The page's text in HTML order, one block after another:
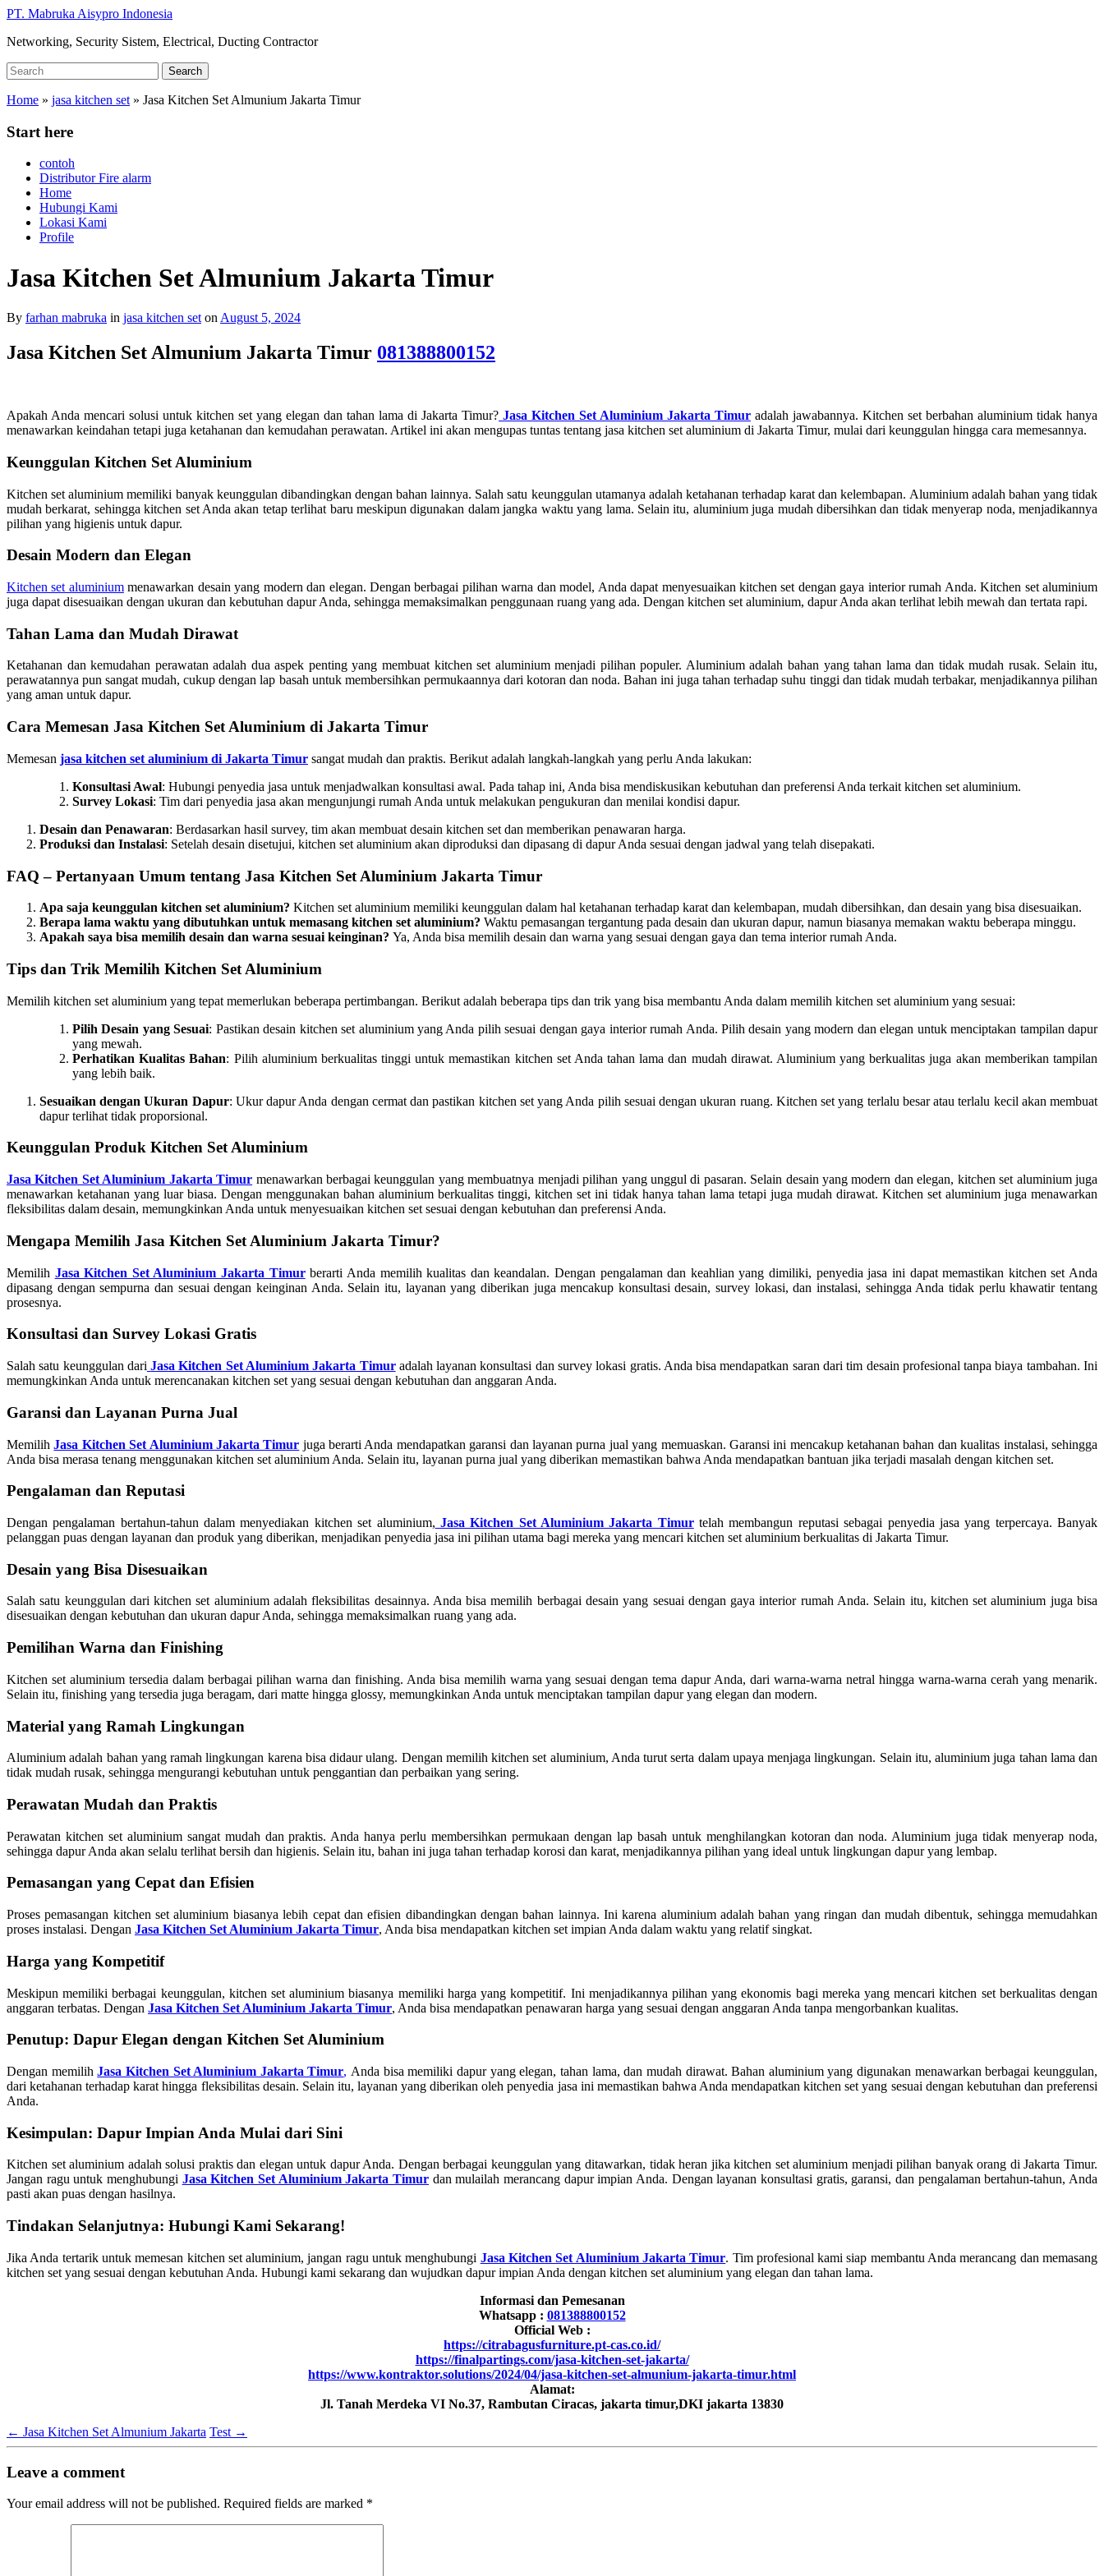
Skip
main
PT. Mabruka Aisypro Indonesia
Networking, Security Sistem, Electrical, Ducting Contractor
Search
for:
Search
Home » jasa kitchen set » Jasa Kitchen Set Almunium Jakarta Timur
Start here
contoh
Distributor Fire alarm
Home
Hubungi Kami
Lokasi Kami
Profile
Jasa Kitchen Set Almunium Jakarta Timur
By farhan mabruka in jasa kitchen set on August 5, 2024
Jasa Kitchen Set Almunium Jakarta Timur 081388800152
Apakah Anda mencari solusi untuk kitchen set yang elegan dan tahan lama di Jakarta Timur? Jasa Kitchen Set Aluminium Jakarta Timur adalah jawabannya. Kitchen set berbahan aluminium tidak hanya
menawarkan keindahan tetapi juga ketahanan dan kemudahan perawatan. Artikel ini akan mengupas tuntas tentang jasa kitchen set aluminium di Jakarta Timur, mulai dari keunggulan hingga cara memesannya.
Keunggulan Kitchen Set Aluminium
Kitchen set aluminium memiliki banyak keunggulan dibandingkan dengan bahan lainnya. Salah satu keunggulan utamanya adalah ketahanan terhadap karat dan kelembapan. Aluminium adalah bahan yang tidak
mudah berkarat, sehingga kitchen set Anda akan tetap terlihat baru meskipun digunakan dalam jangka waktu yang lama. Selain itu, aluminium juga mudah dibersihkan dan tidak menyerap noda, menjadikannya
pilihan yang higienis untuk dapur.
Desain Modern dan Elegan
Kitchen set aluminiummenawarkan desain yang modern dan elegan. Dengan berbagai pilihan warna dan model, Anda dapat menyesuaikan kitchen set dengan gaya interior rumah Anda. Kitchen set aluminium
juga dapat disesuaikan dengan ukuran dan kebutuhan dapur Anda, sehingga memaksimalkan penggunaan ruang yang ada. Dengan kitchen set aluminium, dapur Anda akan terlihat lebih mewah dan tertata rapi.
Tahan Lama dan Mudah Dirawat
Ketahanan dan kemudahan perawatan adalah dua aspek penting yang membuat kitchen set aluminium menjadi pilihan populer. Aluminium adalah bahan yang tahan lama dan tidak mudah rusak. Selain itu,
perawatannya pun sangat mudah, cukup dengan lap basah untuk membersihkan permukaannya dari kotoran dan noda. Bahan ini juga tahan terhadap suhu tinggi dan tidak mudah terbakar, menjadikannya pilihan
yang aman untuk dapur.
Cara Memesan Jasa Kitchen Set Aluminium di Jakarta Timur
Memesan jasa kitchen set aluminium di Jakarta Timur sangat mudah dan praktis. Berikut adalah langkah-langkah yang perlu Anda lakukan:
Konsultasi Awal: Hubungi penyedia jasa untuk menjadwalkan konsultasi awal. Pada tahap ini, Anda bisa mendiskusikan kebutuhan dan preferensi Anda terkait kitchen set aluminium.
Survey Lokasi: Tim dari penyedia jasa akan mengunjungi rumah Anda untuk melakukan pengukuran dan menilai kondisi dapur.
Desain dan Penawaran: Berdasarkan hasil survey, tim akan membuat desain kitchen set dan memberikan penawaran harga.
Produksi dan Instalasi: Setelah desain disetujui, kitchen set aluminium akan diproduksi dan dipasang di dapur Anda sesuai dengan jadwal yang telah disepakati.
FAQ – Pertanyaan Umum tentang Jasa Kitchen Set Aluminium Jakarta Timur
Apa saja keunggulan kitchen set aluminium? Kitchen set aluminium memiliki keunggulan dalam hal ketahanan terhadap karat dan kelembapan, mudah dibersihkan, dan desain yang bisa disesuaikan.
Berapa lama waktu yang dibutuhkan untuk memasang kitchen set aluminium? Waktu pemasangan tergantung pada desain dan ukuran dapur, namun biasanya memakan waktu beberapa minggu.
Apakah saya bisa memilih desain dan warna sesuai keinginan? Ya, Anda bisa memilih desain dan warna yang sesuai dengan gaya dan tema interior rumah Anda.
Tips dan Trik Memilih Kitchen Set Aluminium
Memilih kitchen set aluminium yang tepat memerlukan beberapa pertimbangan. Berikut adalah beberapa tips dan trik yang bisa membantu Anda dalam memilih kitchen set aluminium yang sesuai:
Pilih Desain yang Sesuai: Pastikan desain kitchen set aluminium yang Anda pilih sesuai dengan gaya interior rumah Anda. Pilih desain yang modern dan elegan untuk menciptakan tampilan dapur
yang mewah.
Perhatikan Kualitas Bahan: Pilih aluminium berkualitas tinggi untuk memastikan kitchen set Anda tahan lama dan mudah dirawat. Aluminium yang berkualitas juga akan memberikan tampilan
yang lebih baik.
Sesuaikan dengan Ukuran Dapur: Ukur dapur Anda dengan cermat dan pastikan kitchen set yang Anda pilih sesuai dengan ukuran ruang. Kitchen set yang terlalu besar atau terlalu kecil akan membuat
dapur terlihat tidak proporsional.
Keunggulan Produk Kitchen Set Aluminium
Jasa Kitchen Set Aluminium Jakarta Timur menawarkan berbagai keunggulan yang membuatnya menjadi pilihan yang unggul di pasaran. Selain desain yang modern dan elegan, kitchen set aluminium juga
menawarkan ketahanan yang luar biasa. Dengan menggunakan bahan aluminium berkualitas tinggi, kitchen set ini tidak hanya tahan lama tetapi juga mudah dirawat. Kitchen set aluminium juga menawarkan
fleksibilitas dalam desain, memungkinkan Anda untuk menyesuaikan kitchen set sesuai dengan kebutuhan dan preferensi Anda.
Mengapa Memilih Jasa Kitchen Set Aluminium Jakarta Timur?
Memilih Jasa Kitchen Set Aluminium Jakarta Timurberarti Anda memilih kualitas dan keandalan. Dengan pengalaman dan keahlian yang dimiliki, penyedia jasa ini dapat memastikan kitchen set Anda
dipasang dengan sempurna dan sesuai dengan keinginan Anda. Selain itu, layanan yang diberikan juga mencakup konsultasi desain, survey lokasi, dan instalasi, sehingga Anda tidak perlu khawatir tentang
prosesnya.
Konsultasi dan Survey Lokasi Gratis
Salah satu keunggulan dari Jasa Kitchen Set Aluminium Jakarta Timuradalah layanan konsultasi dan survey lokasi gratis. Anda bisa mendapatkan saran dari tim desain profesional tanpa biaya tambahan. Ini
memungkinkan Anda untuk merencanakan kitchen set yang sesuai dengan kebutuhan dan anggaran Anda.
Garansi dan Layanan Purna Jual
MemilihJasa Kitchen Set Aluminium Jakarta Timur juga berarti Anda mendapatkan garansi dan layanan purna jual yang memuaskan. Garansi ini mencakup ketahanan bahan dan kualitas instalasi, sehingga
Anda bisa merasa tenang menggunakan kitchen set aluminium Anda. Selain itu, layanan purna jual yang diberikan memastikan bahwa Anda mendapatkan bantuan jika terjadi masalah dengan kitchen set.
Pengalaman dan Reputasi
Dengan pengalaman bertahun-tahun dalam menyediakan kitchen set aluminium, Jasa Kitchen Set Aluminium Jakarta Timurtelah membangun reputasi sebagai penyedia jasa yang terpercaya. Banyak
pelanggan puas dengan layanan dan produk yang diberikan, menjadikan penyedia jasa ini pilihan utama bagi mereka yang mencari kitchen set aluminium berkualitas di Jakarta Timur.
Desain yang Bisa Disesuaikan
Salah satu keunggulan dari kitchen set aluminium adalah fleksibilitas desainnya. Anda bisa memilih berbagai desain yang sesuai dengan gaya interior rumah Anda. Selain itu, kitchen set aluminium juga bisa
disesuaikan dengan kebutuhan dan ukuran dapur Anda, sehingga memaksimalkan ruang yang ada.
Pemilihan Warna dan Finishing
Kitchen set aluminium tersedia dalam berbagai pilihan warna dan finishing. Anda bisa memilih warna yang sesuai dengan tema dapur Anda, dari warna-warna netral hingga warna-warna cerah yang menarik.
Selain itu, finishing yang tersedia juga beragam, dari matte hingga glossy, memungkinkan Anda untuk menciptakan tampilan dapur yang elegan dan modern.
Material yang Ramah Lingkungan
Aluminium adalah bahan yang ramah lingkungan karena bisa didaur ulang. Dengan memilih kitchen set aluminium, Anda turut serta dalam upaya menjaga lingkungan. Selain itu, aluminium juga tahan lama dan
tidak mudah rusak, sehingga mengurangi kebutuhan untuk penggantian dan perbaikan yang sering.
Perawatan Mudah dan Praktis
Perawatan kitchen set aluminium sangat mudah dan praktis. Anda hanya perlu membersihkan permukaan dengan lap basah untuk menghilangkan kotoran dan noda. Aluminium juga tidak menyerap noda,
sehingga dapur Anda akan selalu terlihat bersih dan higienis. Selain itu, bahan ini juga tahan terhadap korosi dan karat, menjadikannya pilihan yang ideal untuk lingkungan dapur yang lembap.
Pemasangan yang Cepat dan Efisien
Proses pemasangan kitchen set aluminium biasanya lebih cepat dan efisien dibandingkan dengan bahan lainnya. Ini karena aluminium adalah bahan yang ringan dan mudah dibentuk, sehingga memudahkan
proses instalasi. Dengan Jasa Kitchen Set Aluminium Jakarta Timur, Anda bisa mendapatkan kitchen set impian Anda dalam waktu yang relatif singkat.
Harga yang Kompetitif
Meskipun memiliki berbagai keunggulan, kitchen set aluminium biasanya memiliki harga yang kompetitif. Ini menjadikannya pilihan yang ekonomis bagi mereka yang mencari kitchen set berkualitas dengan
anggaran terbatas. Dengan Jasa Kitchen Set Aluminium Jakarta Timur, Anda bisa mendapatkan penawaran harga yang sesuai dengan anggaran Anda tanpa mengorbankan kualitas.
Penutup: Dapur Elegan dengan Kitchen Set Aluminium
Dengan memilihJasa Kitchen Set Aluminium Jakarta Timur, Anda bisa memiliki dapur yang elegan, tahan lama, dan mudah dirawat. Bahan aluminium yang digunakan menawarkan berbagai keunggulan,
dari ketahanan terhadap karat hingga fleksibilitas desain. Selain itu, layanan yang diberikan oleh penyedia jasa ini memastikan bahwa Anda mendapatkan kitchen set yang sesuai dengan kebutuhan dan preferensi
Anda.
Kesimpulan: Dapur Impian Anda Mulai dari Sini
Kitchen set aluminium adalah solusi praktis dan elegan untuk dapur Anda. Dengan berbagai keunggulan yang ditawarkan, tidak heran jika kitchen set aluminium menjadi pilihan banyak orang di Jakarta Timur.
Jangan ragu untuk menghubungi Jasa Kitchen Set Aluminium Jakarta Timur dan mulailah merancang dapur impian Anda. Dengan layanan konsultasi gratis, garansi, dan pengalaman bertahun-tahun, Anda
pasti akan puas dengan hasilnya.
Tindakan Selanjutnya: Hubungi Kami Sekarang!
Jika Anda tertarik untuk memesan kitchen set aluminium, jangan ragu untuk menghubungi Jasa Kitchen Set Aluminium Jakarta Timur. Tim profesional kami siap membantu Anda merancang dan memasang
kitchen set yang sesuai dengan kebutuhan Anda. Hubungi kami sekarang dan wujudkan dapur impian Anda dengan kitchen set aluminium yang elegan dan tahan lama.
Informasi dan Pemesanan
Whatsapp : 081388800152
Official Web :
https://citrabagusfurniture.pt-cas.co.id/
https://finalpartings.com/jasa-kitchen-set-jakarta/
https://www.kontraktor.solutions/2024/04/jasa-kitchen-set-almunium-jakarta-timur.html
Alamat:
Jl. Tanah Merdeka VI No.37, Rambutan Ciracas, jakarta timur,DKI jakarta 13830
← Jasa Kitchen Set Almunium Jakarta Test →
Leave a comment
Your email address will not be published. Required fields are marked *